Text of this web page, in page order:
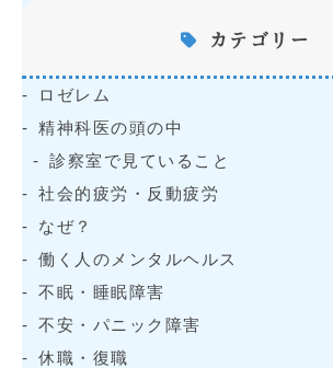
カテゴリー
ロゼレム
精神科医の頭の中
診察室で見ていること
社会的疲労・反動疲労
なぜ？
働く人のメンタルヘルス
不眠・睡眠障害
不安・パニック障害
休職・復職